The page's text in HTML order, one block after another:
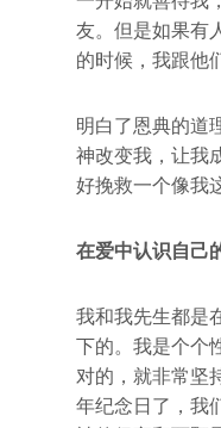
友。但是如果有
的时候，我跟他
明白了恩典的道
神改变我，让我
好挽救一个像我
在爱中认识自己
我和我先生都是
下的。我是个个
对的，就非常坚
年纪念日了，我